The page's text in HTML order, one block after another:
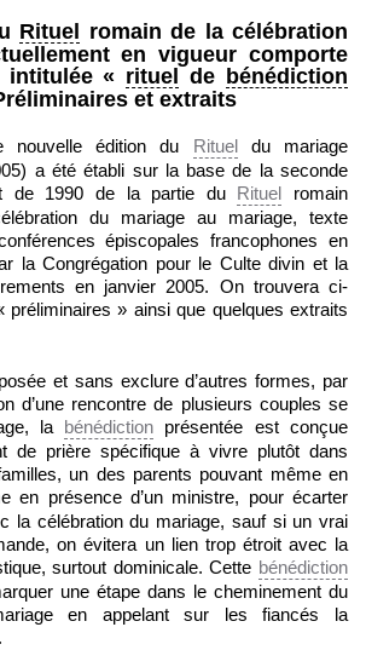
Rituel
romain de la célébration
en vigueur comporte
intitulée « rituel de bénédiction
et extraits
nouvelle édition du Ritueldu mariage
a été établi sur la base de la seconde
de 1990 de la partie du Rituel romain
du mariage au mariage, texte
épiscopales francophones en
la Congrégation pour le Culte divin et la
en janvier 2005. On trouvera ci-
préliminaires » ainsi que quelques extraits
et sans exclure d’autres formes, par
d’une rencontre de plusieurs couples se
la bénédiction présentée est conçue
de prière spécifique à vivre plutôt dans
un des parents pouvant même en
en présence d’un ministre, pour écarter
la célébration du mariage, sauf si un vrai
on évitera un lien trop étroit avec la
surtout dominicale. Cette bénédiction
une étape dans le cheminement du
en appelant sur les fiancés la